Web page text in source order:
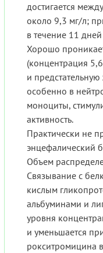
достигается
около 9,3 мг/л;
в течение 11
Хорошо
(концентрация
и предстательную
особенно в
моноциты,
активность.
Практически не
энцефалический
Объем
Связывание с
кислым
альбуминами и
уровня
и уменьшается
рокситромицина